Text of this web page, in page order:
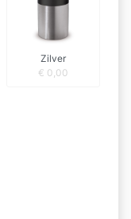
Zilver
€ 0,00